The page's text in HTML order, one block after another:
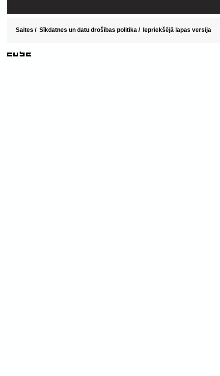
Saites / Sīkdatnes un datu drošības politika / Iepriekšējā lapas versija